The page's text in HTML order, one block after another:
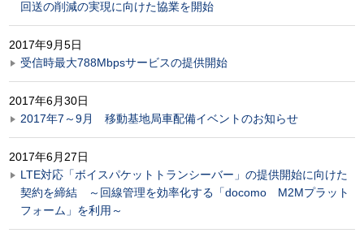
回送の削減の実現に向けた協業を開始
2017年9月5日
受信時最大788Mbpsサービスの提供開始
2017年6月30日
2017年7～9月 移動基地局車配備イベントのお知らせ
2017年6月27日
LTE対応「ボイスパケットトランシーバー」の提供開始に向けた
契約を締結 ～回線管理を効率化する「docomo M2Mプラット
フォーム」を利用～